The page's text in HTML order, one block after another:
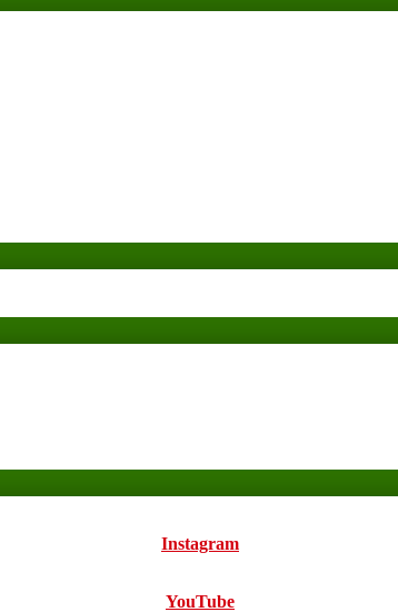
Instagram
YouTube